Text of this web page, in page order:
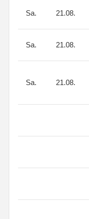
Sa. 21.08.
Sa. 21.08.
Sa. 21.08.